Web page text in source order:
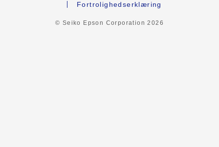
Fortrolighedserklæring
© Seiko Epson Corporation2026